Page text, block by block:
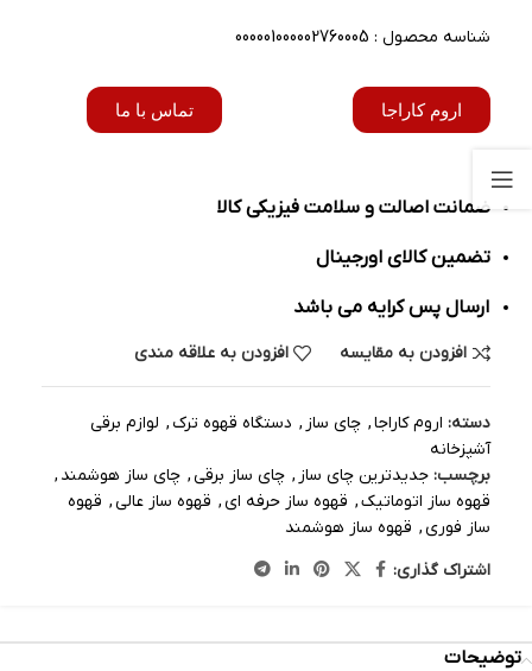
شناسه محصول : 000001000002760005
اروم کاراجا تماس با ما
ضمانت اصالت و سلامت فیزیکی کالا
تضمین کالای اورجینال
ارسال پس کرایه می باشد
افزودن به مقایسه افزودن به علاقه مندی
دسته: اروم کاراجا, چای ساز , دستگاه قهوه ترک , لوازم برقی
آشپزخانه
برچسب: جدیدترین چای ساز , چای ساز برقی, چای ساز هوشمند ,
قهوه ساز اتوماتیک, قهوه ساز حرفه ای, قهوه ساز عالی, قهوه
ساز فوری, قهوه ساز هوشمند
اشتراک گذاری:
توضیحات